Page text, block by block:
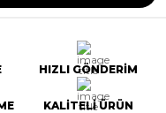
HIZLI GÖNDERİM
KALİTELİ ÜRÜN